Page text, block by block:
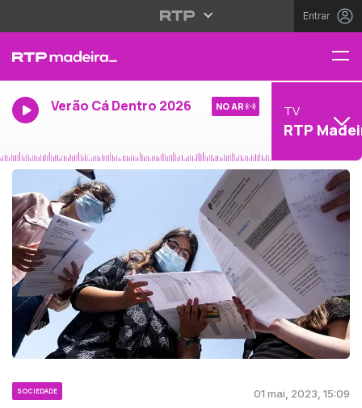
Entrar
Verão Cá Dentro 2026 NO AR TV
RTP
SOCIEDADE 01 mai, 2023, 15:09